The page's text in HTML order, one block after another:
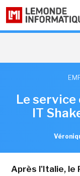
Le
IT
Après l'Italie, le